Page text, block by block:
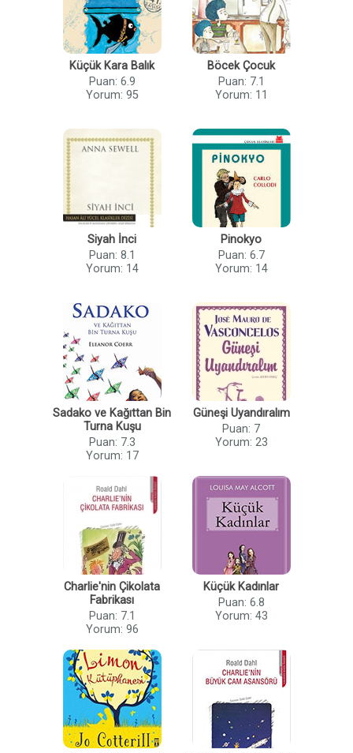
Küçük Kara Balık
Puan: 6.9
Yorum: 95
Böcek Çocuk
Puan: 7.1
Yorum: 11
Siyah İnci
Puan: 8.1
Yorum: 14
Pinokyo
Puan: 6.7
Yorum: 14
Sadako ve Kağıttan Bin
Turna Kuşu
Puan: 7.3
Yorum: 17
Güneşi Uyandıralım
Puan: 7
Yorum: 23
Charlie'nin Çikolata
Fabrikası
Puan: 7.1
Yorum: 96
Küçük Kadınlar
Puan: 6.8
Yorum: 43